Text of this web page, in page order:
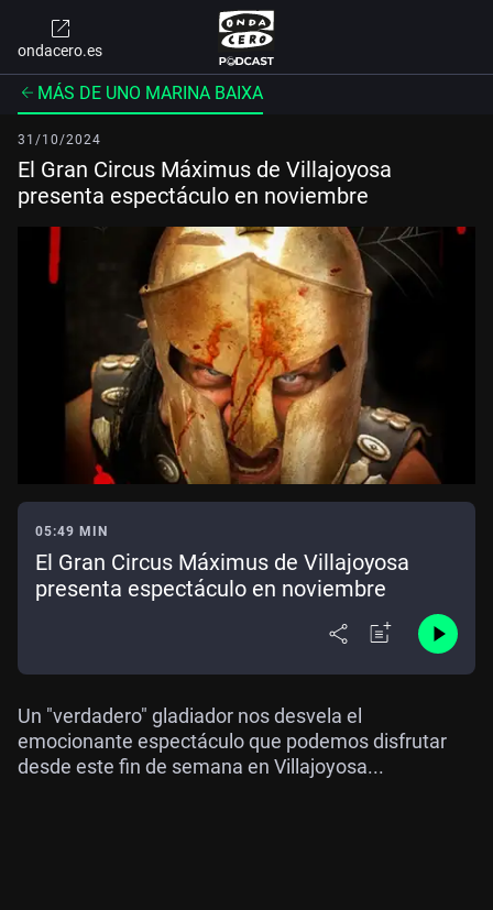
ondacero.es
MÁS DE UNO MARINA BAIXA
31/10/2024
El Gran Circus Máximus de Villajoyosa
presenta espectáculo en noviembre
05:49 MIN
El Gran Circus Máximus de Villajoyosa
presenta espectáculo en noviembre
Un "verdadero" gladiador nos desvela el
emocionante espectáculo que podemos disfrutar
desde este fin de semana en Villajoyosa...